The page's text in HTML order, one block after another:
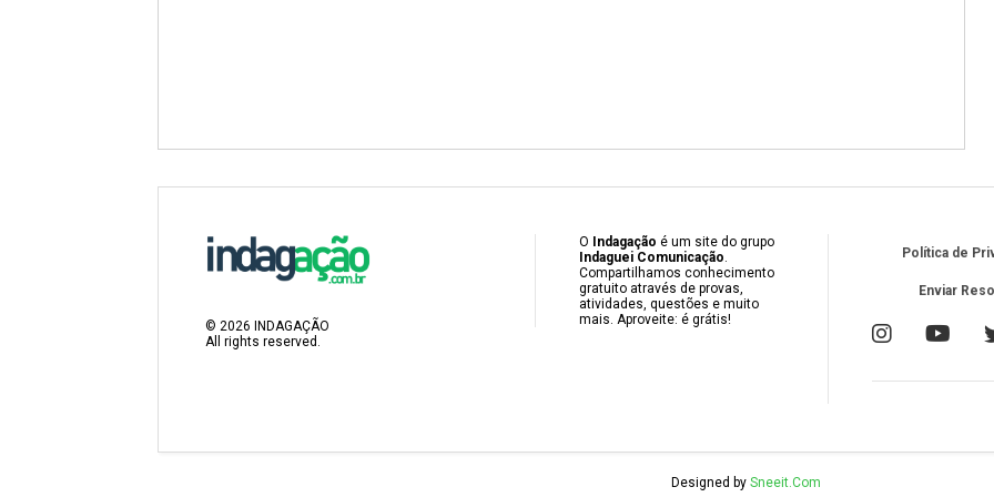
© 2026 INDAGAÇÃO
All rights reserved.
O Indagação é um site do grupo
Indaguei Comunicação.
Compartilhamos conhecimento
gratuito através de provas,
atividades, questões e muito
mais. Aproveite: é grátis!
Política de
Enviar
Designed by Sneeit.Com